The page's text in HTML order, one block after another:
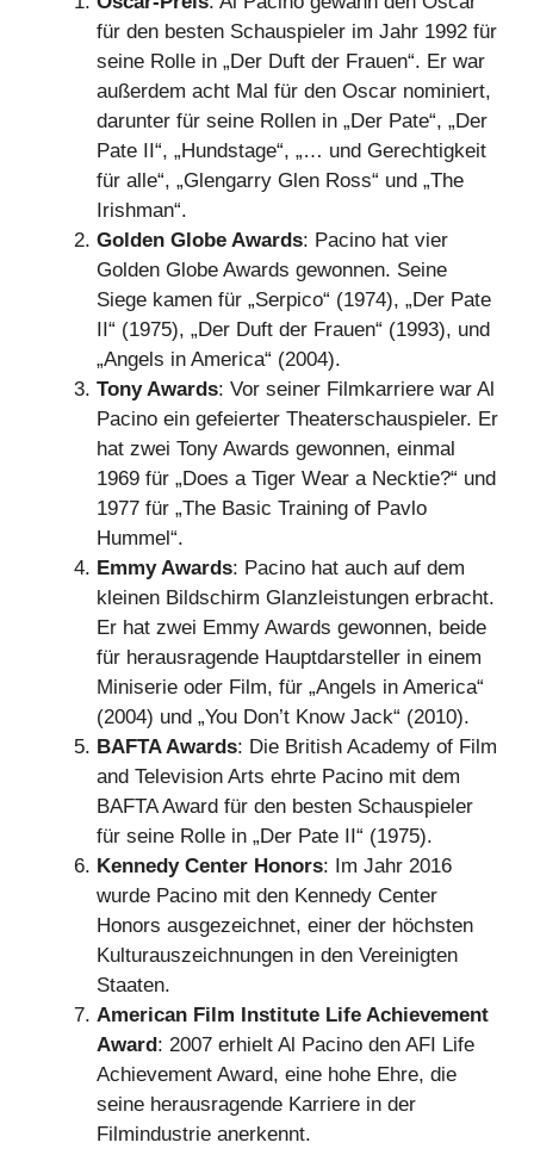
für den besten Schauspieler im Jahr 1992 für
seine Rolle in „Der Duft der Frauen“. Er war
außerdem acht Mal für den Oscar nominiert,
darunter für seine Rollen in „Der Pate“, „Der
Pate II“, „Hundstage“, „… und Gerechtigkeit
für alle“, „Glengarry Glen Ross“ und „The
Irishman“.
Golden Globe Awards: Pacino hat vier
Golden Globe Awards gewonnen. Seine
Siege kamen für „Serpico“ (1974), „Der Pate
II“ (1975), „Der Duft der Frauen“ (1993), und
„Angels in America“ (2004).
Tony Awards: Vor seiner Filmkarriere war Al
Pacino ein gefeierter Theaterschauspieler. Er
hat zwei Tony Awards gewonnen, einmal
1969 für „Does a Tiger Wear a Necktie?“ und
1977 für „The Basic Training of Pavlo
Hummel“.
Emmy Awards: Pacino hat auch auf dem
kleinen Bildschirm Glanzleistungen erbracht.
Er hat zwei Emmy Awards gewonnen, beide
für herausragende Hauptdarsteller in einem
Miniserie oder Film, für „Angels in America“
(2004) und „You Don’t Know Jack“ (2010).
BAFTA Awards: Die British Academy of Film
and Television Arts ehrte Pacino mit dem
BAFTA Award für den besten Schauspieler
für seine Rolle in „Der Pate II“ (1975).
Kennedy Center Honors: Im Jahr 2016
wurde Pacino mit den Kennedy Center
Honors ausgezeichnet, einer der höchsten
Kulturauszeichnungen in den Vereinigten
Staaten.
American Film Institute Life Achievement
Award: 2007 erhielt Al Pacino den AFI Life
Achievement Award, eine hohe Ehre, die
seine herausragende Karriere in der
Filmindustrie anerkennt.